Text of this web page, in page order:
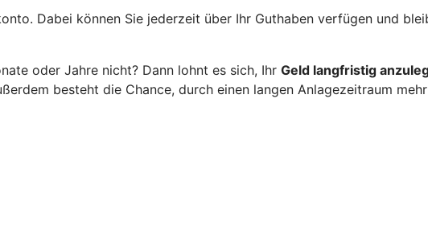
Dabei können Sie jederzeit über Ihr Guthaben verfügen und
oder Jahre nicht? Dann lohnt es sich, Ihr Geld langfristig
besteht die Chance, durch einen langen Anlagezeitraum